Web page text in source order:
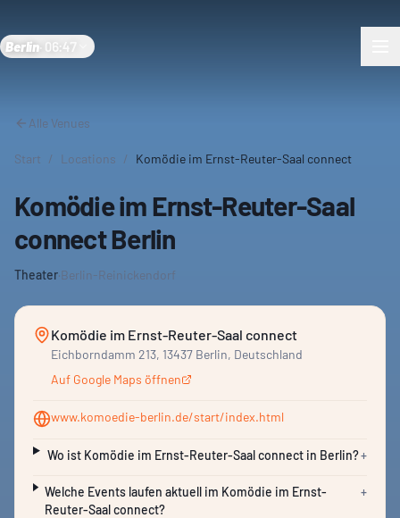
Berlin 06:47
Alle Venues
Start / Locations / Komödie im Ernst-Reuter-Saal connect
Komödie im Ernst-Reuter-Saal
connect Berlin
Theater·Berlin-Reinickendorf
Komödie im Ernst-Reuter-Saal connect
Eichborndamm 213, 13437 Berlin, Deutschland
Auf Google Maps öffnen
www.komoedie-berlin.de/start/index.html
Wo ist Komödie im Ernst-Reuter-Saal connect in Berlin?+
Welche Events laufen aktuell im Komödie im Ernst-
Reuter-Saal connect?
+